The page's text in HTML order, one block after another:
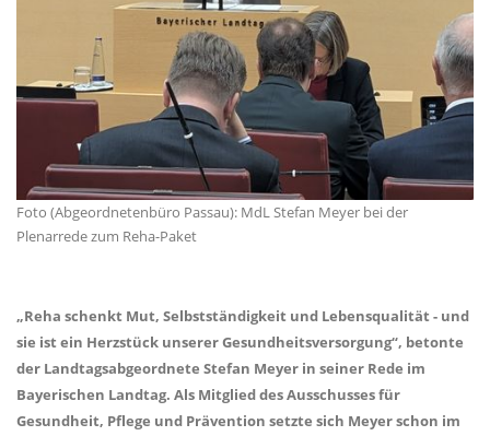
Foto (Abgeordnetenbüro Passau): MdL Stefan Meyer bei der
Plenarrede zum Reha-Paket
Reha schenkt Mut, Selbstständigkeit und Lebensqualität - und
sie ist ein Herzstück unserer Gesundheitsversorgung“, betonte
der Landtagsabgeordnete Stefan Meyer in seiner Rede im
Bayerischen Landtag. Als Mitglied des Ausschusses für
Gesundheit, Pflege und Prävention setzte sich Meyer schon im